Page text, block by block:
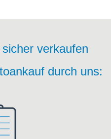
verkaufen
durch uns: